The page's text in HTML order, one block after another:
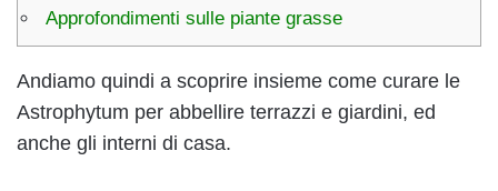
Approfondimenti sulle piante grasse
Andiamo quindi a scoprire insieme come curare le
Astrophytum per abbellire terrazzi e giardini, ed
anche gli interni di casa.